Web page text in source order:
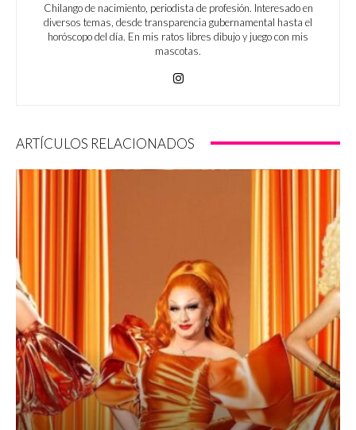
Chilango de nacimiento, periodista de profesión. Interesado en
diversos temas, desde transparencia gubernamental hasta el
horóscopo del día. En mis ratos libres dibujo y juego con mis
mascotas.
ARTÍCULOS RELACIONADOS